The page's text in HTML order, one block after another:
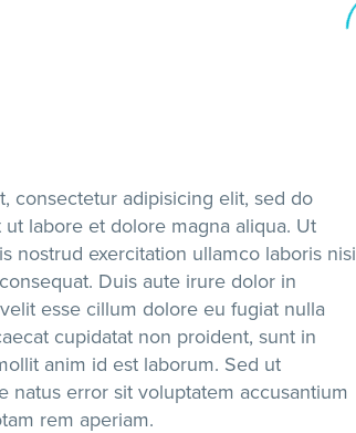
consectetur adipisicing elit, sed do
labore et dolore magna aliqua. Ut
nostrud exercitation ullamco laboris nisi
Duis aute irure dolor in
esse cillum dolore eu fugiat nulla
cupidatat non proident, sunt in
anim id est laborum. Sed ut
natus error sit voluptatem accusantium
rem aperiam.